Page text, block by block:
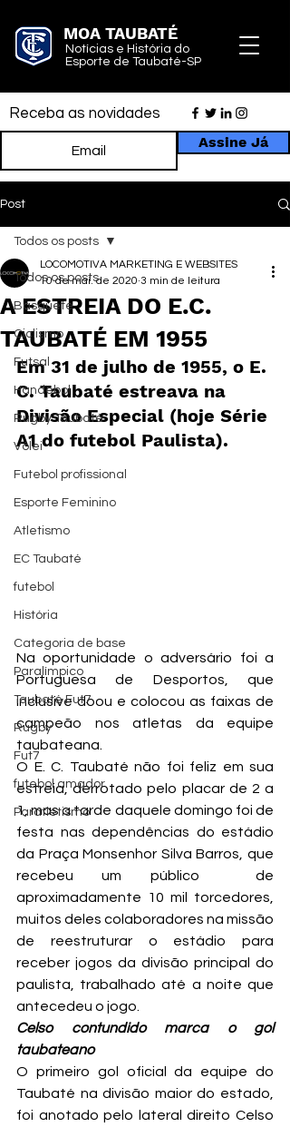
MOA TAUBATÉ
Notícias e História do
Esporte de Taubaté-SP
Receba as novidades
Assine Já
Post
Todos os posts
Basquete
Ciclismo
Futsal
Handebol
Rugby Taubaté
Vôlei
Futebol profissional
Esporte Feminino
Atletismo
EC Taubaté
futebol
História
Categoria de base
Paralímpico
Taubaté Fut7
Rugby
Fut7
futebol amador
Paratletismo
Todos os posts
A ESTREIA DO E.C.
TAUBATÉ EM 1955
LOCOMOTIVA MARKETING E WEBSITES
10 de mai. de 2020 3 min de leitura
Em 31 de julho de 1955, o E.
C. Taubaté estreava na
Divisão Especial (hoje Série
A1 do futebol Paulista).
Na oportunidade o adversário foi a
Portuguesa de Desportos, que
inclusive doou e colocou as faixas de
campeão nos atletas da equipe
taubateana.
O E. C. Taubaté não foi feliz em sua
estreia, derrotado pelo placar de 2 a
1, mas a tarde daquele domingo foi de
festa nas dependências do estádio
da Praça Monsenhor Silva Barros, que
recebeu um público  de
aproximadamente 10 mil torcedores,
muitos deles colaboradores na missão
de reestruturar o estádio para
receber jogos da divisão principal do
paulista, trabalhado até a noite que
antecedeu o jogo.
Celso contundido marca o gol
taubateano
O primeiro gol oficial da equipe do
Taubaté na divisão maior do estado,
foi anotado pelo lateral direito Celso